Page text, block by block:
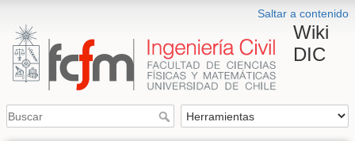
Saltar a contenido
Wiki
DIC